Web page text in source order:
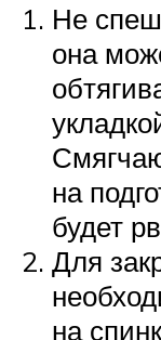
Не
она
на
будет
Для
на